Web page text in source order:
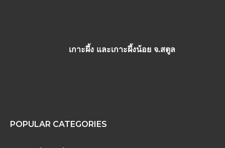
เกาะผึ้ง และเกาะผึ้งน้อย จ.สตูล
POPULAR CATEGORIES